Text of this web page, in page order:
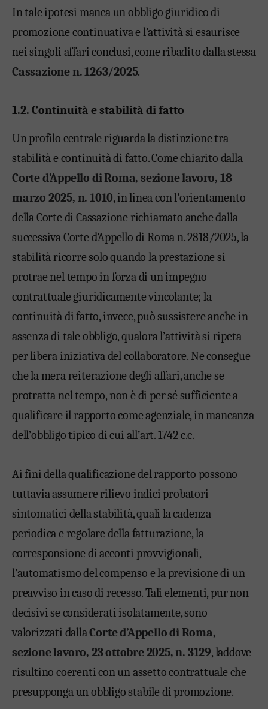
In tale ipotesi manca un obbligo giuridico di
promozione continuativa e l’attività si esaurisce
nei singoli affari conclusi, come ribadito dalla stessa
Cassazione n. 1263/2025.
1.2. Continuità e stabilità di fatto
Un profilo centrale riguarda la distinzione tra
stabilità e continuità di fatto. Come chiarito dalla
Corte d’Appello di Roma, sezione lavoro, 18
marzo 2025, n. 1010, in linea con l’orientamento
della Corte di Cassazione richiamato anche dalla
successiva Corte d’Appello di Roma n. 2818/2025, la
stabilità ricorre solo quando la prestazione si
protrae nel tempo in forza di un impegno
contrattuale giuridicamente vincolante; la
continuità di fatto, invece, può sussistere anche in
assenza di tale obbligo, qualora l’attività si ripeta
per libera iniziativa del collaboratore. Ne consegue
che la mera reiterazione degli affari, anche se
protratta nel tempo, non è di per sé sufficiente a
qualificare il rapporto come agenziale, in mancanza
dell’obbligo tipico di cui all’art. 1742 c.c.
Ai fini della qualificazione del rapporto possono
tuttavia assumere rilievo indici probatori
sintomatici della stabilità, quali la cadenza
periodica e regolare della fatturazione, la
corresponsione di acconti provvigionali,
l’automatismo del compenso e la previsione di un
preavviso in caso di recesso. Tali elementi, pur non
decisivi se considerati isolatamente, sono
valorizzati dallaCorte d’Appello di Roma,
sezione lavoro, 23 ottobre 2025, n. 3129, laddove
risultino coerenti con un assetto contrattuale che
presupponga un obbligo stabile di promozione.